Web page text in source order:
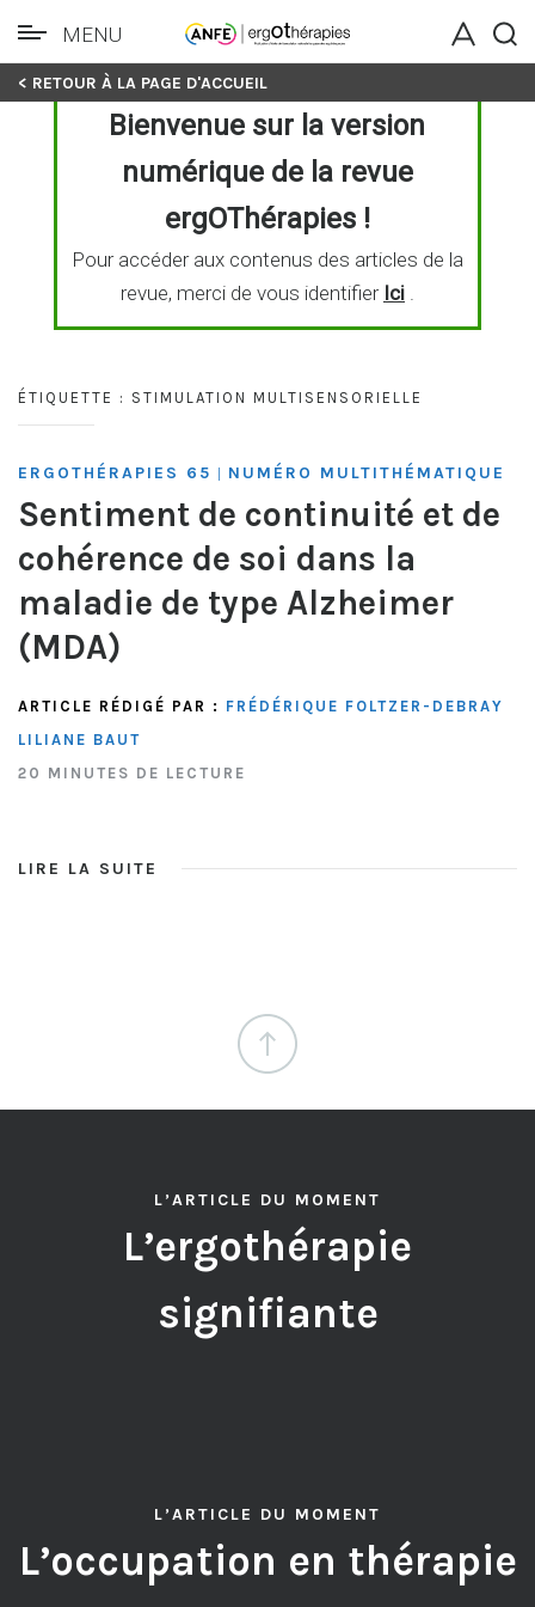
Skip
MENU
< RETOUR À LA PAGE D'ACCUEIL
Bienvenue sur la version
numérique de la revue
ergOThérapies !
Pour accéder aux contenus des articles de la
revue, merci de vous identifier Ici.
ÉTIQUETTE : STIMULATION MULTISENSORIELLE
ERGOTHÉRAPIES 65 | NUMÉRO MULTITHÉMATIQUE
Sentiment de continuité et de
cohérence de soi dans la
maladie de type Alzheimer
(MDA)
ARTICLE RÉDIGÉ PAR : FRÉDÉRIQUE FOLTZER-DEBRAY
LILIANE BAUT
20 MINUTES DE LECTURE
LIRE LA SUITE
L’ARTICLE DU MOMENT
L’ergothérapie
signifiante
L’ARTICLE DU MOMENT
L’occupation en thérapie